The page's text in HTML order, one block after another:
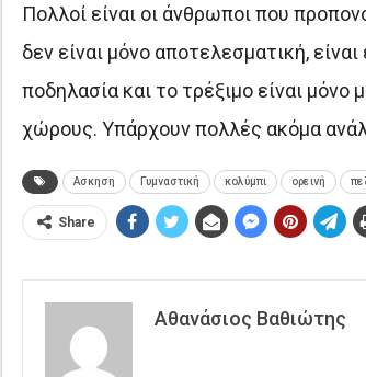
Πολλοί είναι οι άνθρωποι που
δεν είναι μόνο αποτελεσματική,
ποδηλασία και το τρέξιμο είναι
χώρους. Υπάρχουν πολλές ακόμα
Ασκηση Γυμναστική κολύμπι ορεινή
Share
Αθανάσιος Βαθιώτης